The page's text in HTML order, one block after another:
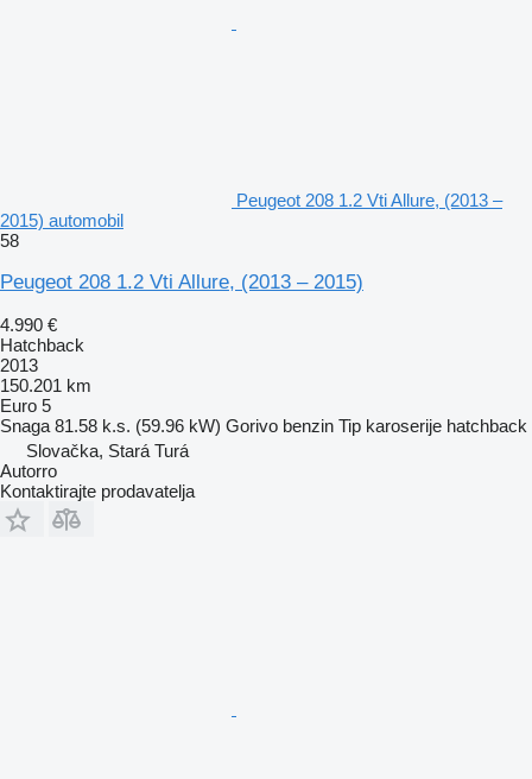
Peugeot 208 1.2 Vti Allure, (2013 –
2015) automobil
58
Peugeot 208 1.2 Vti Allure, (2013 – 2015)
4.990 €
Hatchback
2013
150.201 km
Euro 5
Snaga 81.58 k.s. (59.96 kW) Gorivo benzin Tip karoserije hatchback
Slovačka, Stará Turá
Autorro
Kontaktirajte prodavatelja